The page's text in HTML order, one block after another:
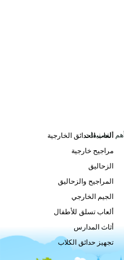
أهم التصنيفات
ألعاب الحدائق الخارجية
مراجيح خارجية
الزحاليق
المراجيح والزحاليق
الجيم الخارجي
ألعاب تسلق للأطفال
أثاث المدارس
تجهيز حدائق الكلاب